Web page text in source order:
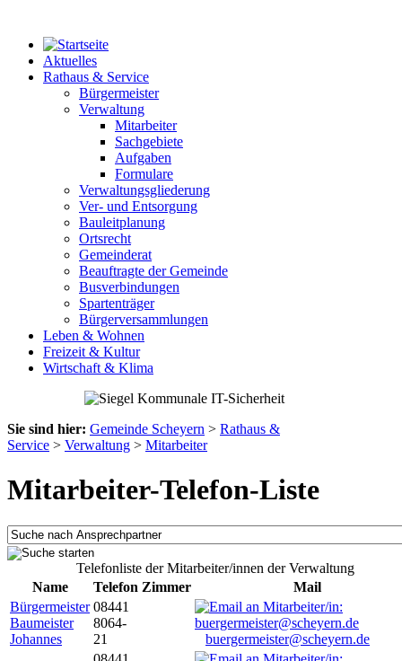
Aktuelles
Rathaus & Service
Bürgermeister
Verwaltung
Mitarbeiter
Sachgebiete
Aufgaben
Formulare
Verwaltungsgliederung
Ver- und Entsorgung
Bauleitplanung
Ortsrecht
Gemeinderat
Beauftragte der Gemeinde
Busverbindungen
Spartenträger
Bürgerversammlungen
Leben & Wohnen
Freizeit & Kultur
Wirtschaft & Klima
Sie sind hier: Gemeinde Scheyern > Rathaus &
Service > Verwaltung > Mitarbeiter
Mitarbeiter-Telefon-Liste
Telefonliste der Mitarbeiter/innen der Verwaltung
Name
Telefon Zimmer
Mail
Bürgermeister
Baumeister
Johannes
08441
8064-
21
buergermeister@scheyern.de